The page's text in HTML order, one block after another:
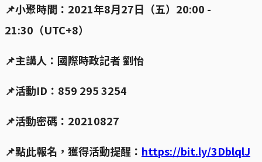
📌小聚時間：2021年8月27日（五）20:00 -
21:30（UTC+8）
📌主講人：國際時政記者 劉怡
📌活動ID：859 295 3254
📌活動密碼：20210827
📌點此報名，獲得活動提醒： https://bit.ly/3DblqlJ